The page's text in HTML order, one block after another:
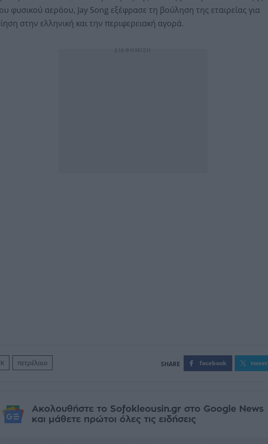
φυσικού αερόου, Jay Song εξέφρασε τη βούληση της εταιρείας για
στην ελληνική και την περιφερειακή αγορά.
πετρέλαιο facebook tweet
Ακολουθήστε το Sofokleousin.gr στο Google News
και μάθετε πρώτοι όλες τις ειδήσεις